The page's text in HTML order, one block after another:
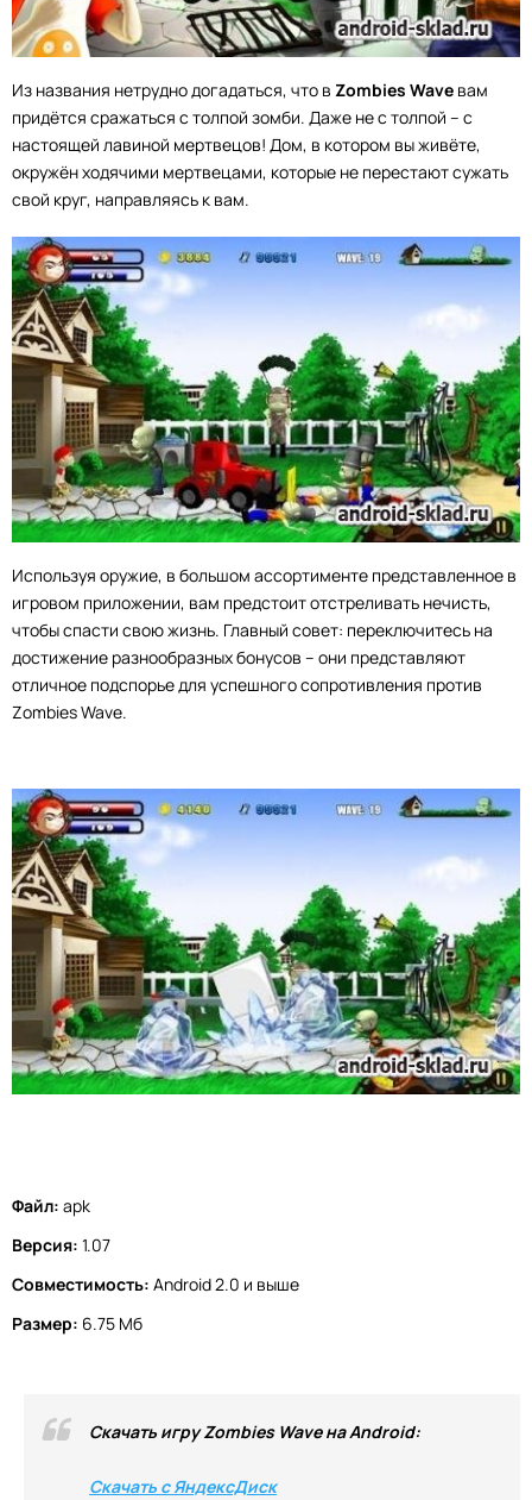
Из названия нетрудно догадаться, что в Zombies Wave вам
придётся сражаться с толпой зомби. Даже не с толпой – с
настоящей лавиной мертвецов! Дом, в котором вы живёте,
окружён ходячими мертвецами, которые не перестают сужать
свой круг, направляясь к вам.
Используя оружие, в большом ассортименте представленное в
игровом приложении, вам предстоит отстреливать нечисть,
чтобы спасти свою жизнь. Главный совет: переключитесь на
достижение разнообразных бонусов – они представляют
отличное подспорье для успешного сопротивления против
Zombies Wave.
Файл: apk
Версия: 1.07
Совместимость: Android 2.0 и выше
Размер: 6.75 Мб
Скачать игру Zombies Wave на Android:
Скачать с ЯндексДиск